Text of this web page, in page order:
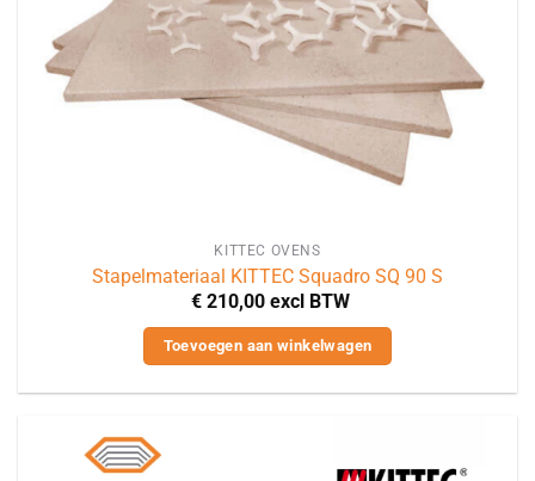
KITTEC OVENS
Stapelmateriaal KITTEC Squadro SQ 90 S
€210,00 excl BTW
Toevoegen aan winkelwagen